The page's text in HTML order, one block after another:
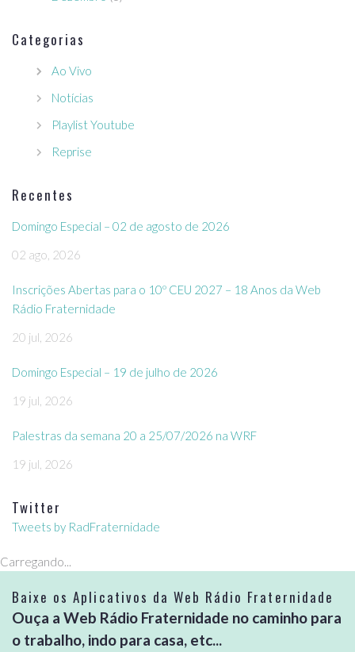
Categorias
Ao Vivo
Notícias
Playlist Youtube
Reprise
Recentes
Domingo Especial – 02 de agosto de 2026
02 ago, 2026
Inscrições Abertas para o 10º CEU 2027 – 18 Anos da Web
Rádio Fraternidade
20 jul, 2026
Domingo Especial – 19 de julho de 2026
19 jul, 2026
Palestras da semana 20 a 25/07/2026 na WRF
19 jul, 2026
Twitter
Tweets by RadFraternidade
Carregando...
Baixe os Aplicativos da Web Rádio Fraternidade
Ouça a Web Rádio Fraternidade no caminho para
o trabalho, indo para casa, etc...